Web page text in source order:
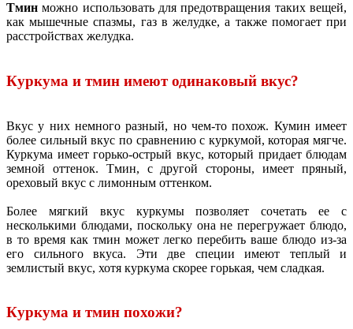
Тминможно использовать для предотвращения таких вещей,
как мышечные спазмы, газ в желудке, а также помогает при
расстройствах желудка.
Куркума и тмин имеют одинаковый вкус?
Вкус у них немного разный, но чем-то похож. Кумин имеет
более сильный вкус по сравнению с куркумой, которая мягче.
Куркума имеет горько-острый вкус, который придает блюдам
земной оттенок. Тмин, с другой стороны, имеет пряный,
ореховый вкус с лимонным оттенком.
Более мягкий вкус куркумы позволяет сочетать ее с
несколькими блюдами, поскольку она не перегружает блюдо,
в то время как тмин может легко перебить ваше блюдо из-за
его сильного вкуса. Эти две специи имеют теплый и
землистый вкус, хотя куркума скорее горькая, чем сладкая.
Куркума и тмин похожи?